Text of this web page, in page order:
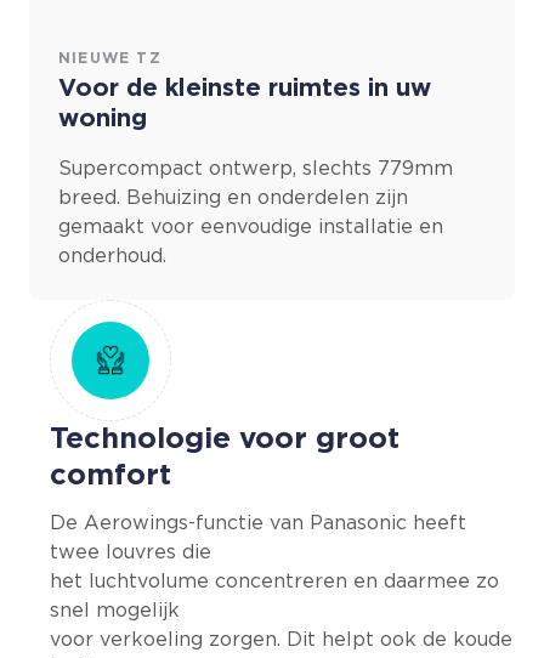
NIEUWE TZ
Voor de kleinste ruimtes in uw
woning
Supercompact ontwerp, slechts 779mm
breed. Behuizing en onderdelen zijn
gemaakt voor eenvoudige installatie en
onderhoud.
Technologie voor groot
comfort
De Aerowings-functie van Panasonic heeft
twee louvres die
het luchtvolume concentreren en daarmee zo
snel mogelijk
voor verkoeling zorgen. Dit helpt ook de koude